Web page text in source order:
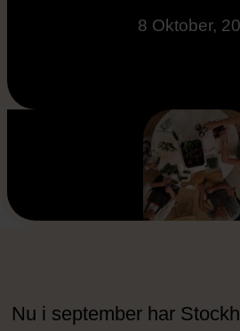
8 Oktober,
Nu i september har